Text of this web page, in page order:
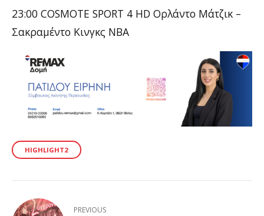
23:00 COSMOTE SPORT 4 HD Ορλάντο Μάτζικ –
Σακραμέντο Κινγκς NBA
HIGHLIGHT2
PREVIOUS